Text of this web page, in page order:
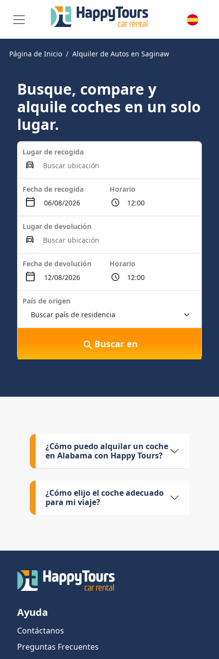
Página de Inicio Alquiler de Autos en Saginaw
Busque, compare y
alquile coches en un solo
lugar.
Lugar de recogida
Fecha de recogida Horario
Lugar de devolución
Fecha de devolución Horario
País de origen
Buscar en
¿Cómo puedo alquilar un coche
en Alabama con Happy Tours?
¿Cómo elijo el coche adecuado
para mi viaje?
Ayuda
Contáctanos
Preguntas Frecuentes